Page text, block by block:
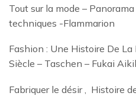
Tout sur la mode –
techniques -Flammarion
Fashion : Une Histoire De La
Siècle – Taschen – Fukai
Fabriquer le désir , Histoire